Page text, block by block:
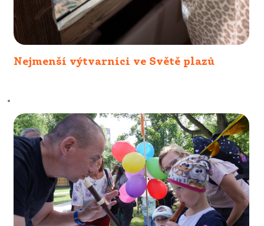
Nejmenší výtvarníci ve Světě plazů